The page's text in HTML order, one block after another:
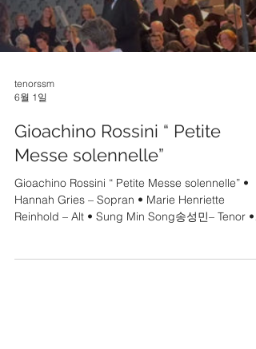
tenorssm
6월 1일
Gioachino Rossini “ Petite
Messe solennelle”
Gioachino Rossini “ Petite Messe solennelle” •
Hannah Gries – Sopran • Marie Henriette
Reinhold – Alt • Sung Min Song송성민– Tenor •